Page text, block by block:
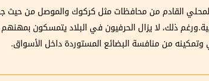
القادم من محافظات مثل كركوك والموصل من حيث
ذلك، لا يزال الحرفيون في البلاد يتمسكون
وتمكينه من منافسة البضائع المستوردة داخل الأسواق.